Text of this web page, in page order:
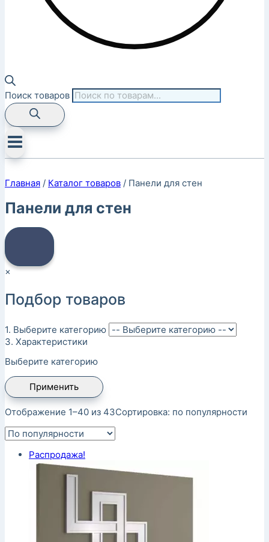
Поиск товаров
Главная / Каталог товаров / Панели для стен
Панели для стен
×
Подбор товаров
1. Выберите категорию
3. Характеристики
Выберите категорию
Применить
Отображение 1–40 из 43Сортировка: по популярности
Распродажа!